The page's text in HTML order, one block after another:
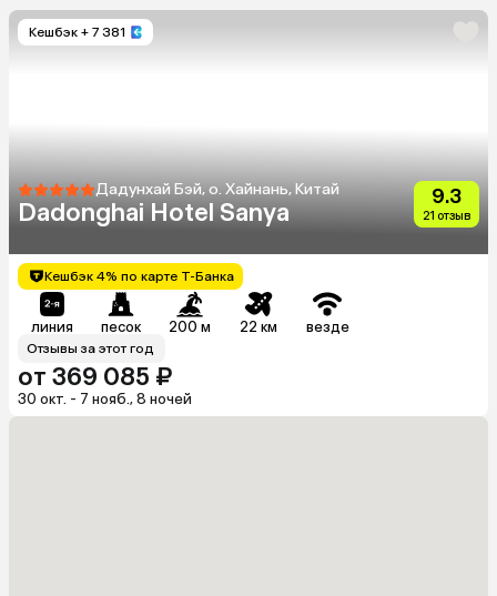
Кешбэк + 7 381
Дадунхай Бэй, о. Хайнань, Китай
Dadonghai Hotel Sanya
9.3
21 отзыв
Кешбэк 4% по карте Т-Банка
линия песок 200 м 22 км везде
Отзывы за этот год
от 369 085 ₽
30 окт. - 7 нояб., 8 ночей